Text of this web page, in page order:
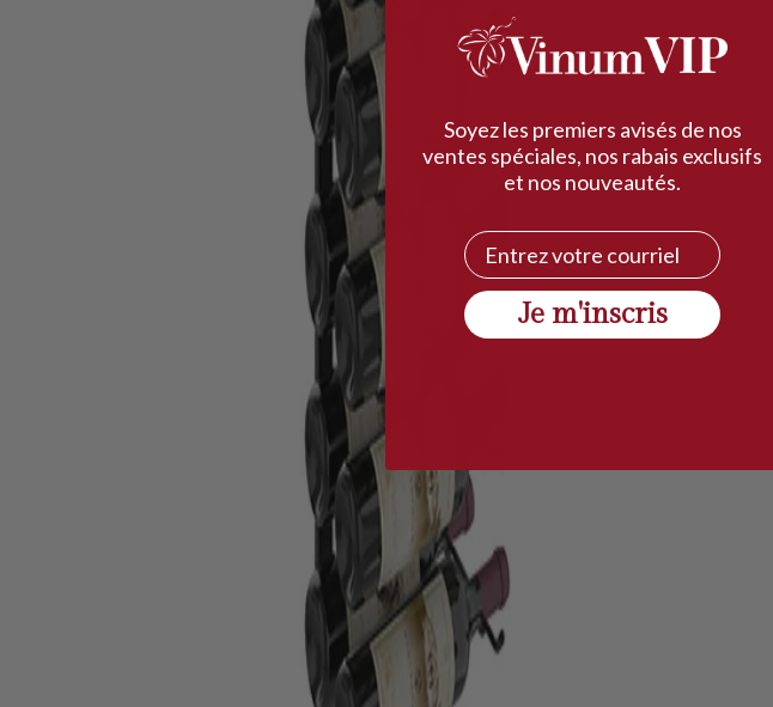
Soyez les premiers avisés de nos
ventes spéciales, nos rabais exclusifs
et nos nouveautés.
Courriel
Je m'inscris